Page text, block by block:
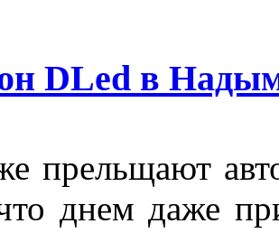
DLed в
прельщают
днем даже